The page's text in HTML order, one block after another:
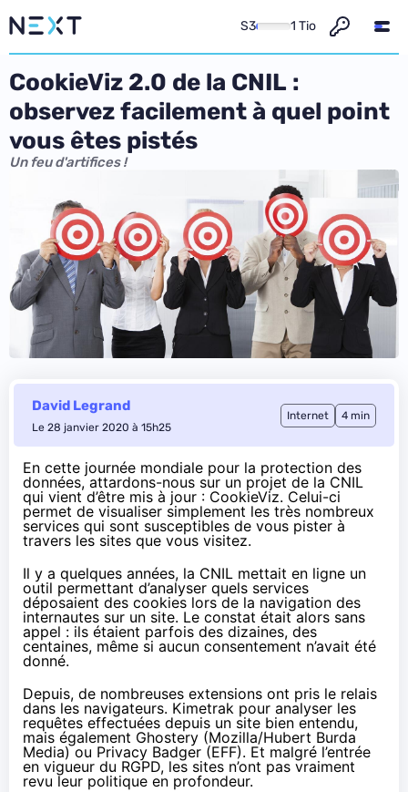
S3 1 Tio
CookieViz 2.0 de la CNIL :
observez facilement à quel point
vous êtes pistés
Un feu d'artifices !
David Legrand
Le 28 janvier 2020 à 15h25
Internet 4 min
En cette journée mondiale pour la protection des
données, attardons-nous sur un projet de la CNIL
qui vient d’être mis à jour : CookieViz. Celui-ci
permet de visualiser simplement les très nombreux
services qui sont susceptibles de vous pister à
travers les sites que vous visitez.
Il y a quelques années, la CNIL mettait en ligne un
outil permettant d’analyser quels services
déposaient des cookies lors de la navigation des
internautes sur un site. Le constat était alors sans
appel : ils étaient parfois des dizaines, des
centaines, même si aucun consentement n’avait été
donné.
Depuis, de nombreuses extensions ont pris le relais
dans les navigateurs. Kimetrak pour analyser les
requêtes effectuées depuis un site bien entendu,
mais également Ghostery (Mozilla/Hubert Burda
Media) ou Privacy Badger (EFF). Et malgré l’entrée
en vigueur du RGPD, les sites n’ont pas vraiment
revu leur politique en profondeur.